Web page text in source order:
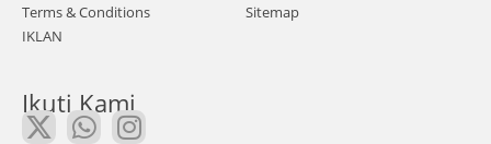
raga
Ram
yan
g
Terms & Conditions
Sitemap
IKLAN
Ikuti Kami